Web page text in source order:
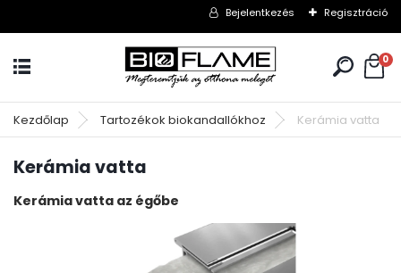
Bejelentkezés Regisztráció
0
Kezdőlap Tartozékok biokandallókhoz Kerámia vatta
Kerámia vatta
Kerámia vatta az égőbe